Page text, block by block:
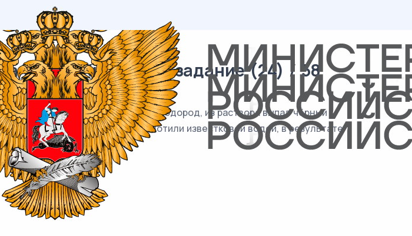
ЕГЭ / Химия / 31 задание (24) / 58
раствор пропустили сероводород, из раствора выпал чёрный
при прокаливании, поглотили известковой водой, в результате